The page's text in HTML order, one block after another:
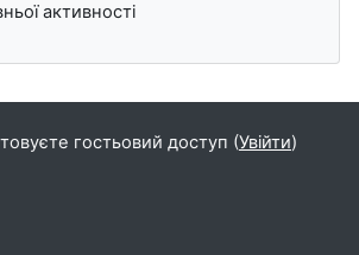
активності
гостьовий доступ (Увійти)